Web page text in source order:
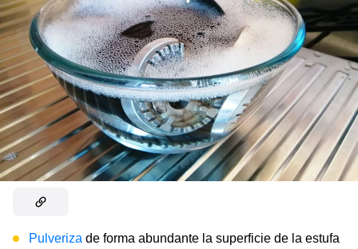
Pulveriza de forma abundante la superficie de la estufa